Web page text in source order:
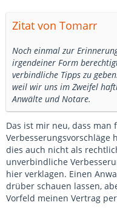
Zitat von Tomarr
Noch einmal zur
irgendeiner Form
verbindliche Tipps zu
weil wir uns im Zweifel
Anwälte und Notare.
Das ist mir neu, dass
Verbesserungsvorschläge
dies auch nicht als
unverbindliche
hier verklagen. Einen
drüber schauen lassen,
Vorfeld meinen Vertrag